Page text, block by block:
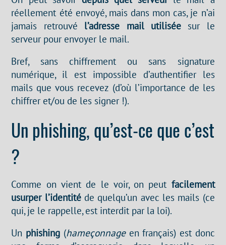
réellement été envoyé, mais dans mon cas, je n’ai
jamais retrouvé l’adresse mail utiliséesur le
serveur pour envoyer le mail.
Bref, sans chiffrement ou sans signature
numérique, il est impossible d’authentifier les
mails que vous recevez (d’où l’importance de les
chiffrer et/ou de les signer !).
Un phishing, qu’est-ce que c’est
?
Comme on vient de le voir, on peut facilement
usurper l’identitéde quelqu’un avec les mails (ce
qui, je le rappelle, est interdit par la loi).
Un phishing (hameçonnageen français) est donc